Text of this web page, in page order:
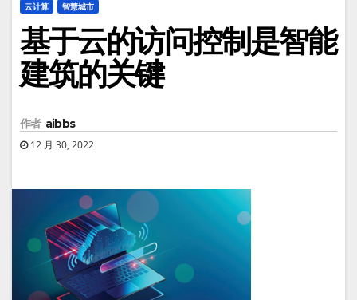
云计算 智慧城市
基于云的访问控制是智能
建筑的关键
作者 aibbs
12 月 30, 2022